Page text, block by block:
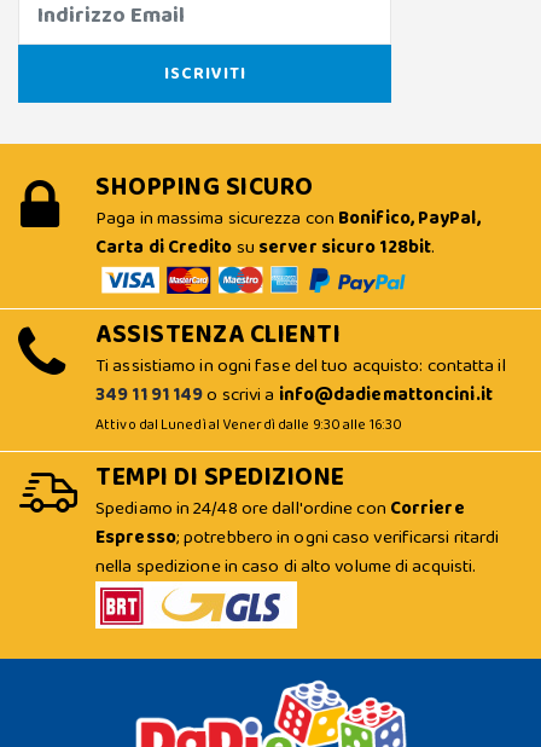
SHOPPING SICURO
Paga in massima sicurezza con Bonifico, PayPal,
Carta di Creditosu server sicuro 128bit.
ASSISTENZA CLIENTI
Ti assistiamo in ogni fase del tuo acquisto: contatta il
349 11 91 149o scrivi a info@dadiemattoncini.it
Attivo dal Lunedì al Venerdì dalle 9:30 alle 16:30
TEMPI DI SPEDIZIONE
Spediamo in 24/48 ore dall'ordine con Corriere
Espresso; potrebbero in ogni caso verificarsi ritardi
nella spedizione in caso di alto volume di acquisti.